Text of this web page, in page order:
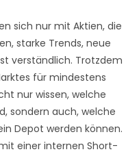
sich nur mit Aktien, die
starke Trends, neue
verständlich. Trotzdem
für mindestens
nur wissen, welche
sondern auch, welche
Depot werden können.
einer internen Short-